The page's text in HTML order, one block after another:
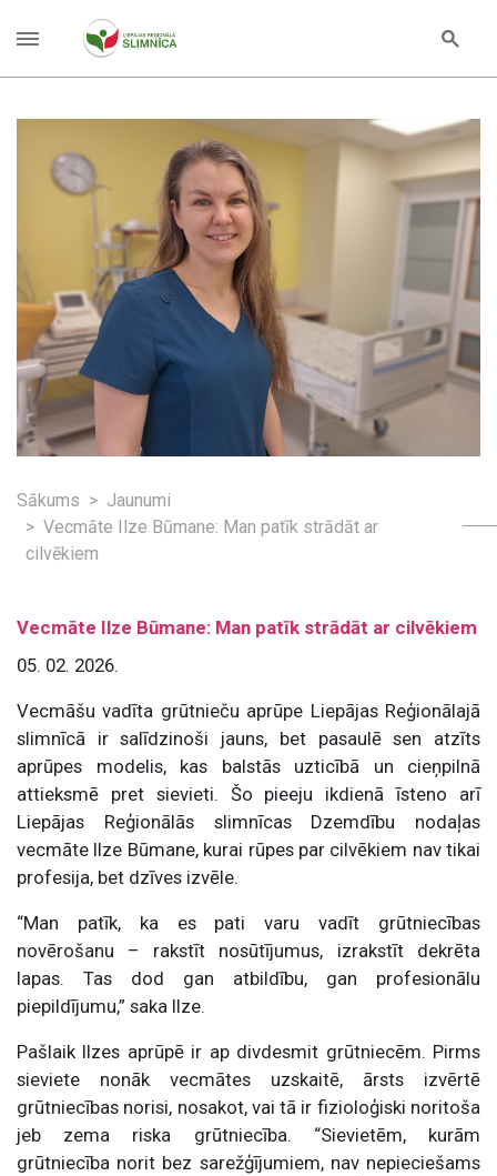
Sākums
Jaunumi
Vecmāte Ilze Būmane: Man patīk strādāt ar
cilvēkiem
Vecmāte Ilze Būmane: Man patīk strādāt ar cilvēkiem
05. 02. 2026.
Vecmāšu vadīta grūtnieču aprūpe Liepājas Reģionālajā
slimnīcā ir salīdzinoši jauns, bet pasaulē sen atzīts
aprūpes modelis, kas balstās uzticībā un cieņpilnā
attieksmē pret sievieti. Šo pieeju ikdienā īsteno arī
Liepājas Reģionālās slimnīcas Dzemdību nodaļas
vecmāte Ilze Būmane, kurai rūpes par cilvēkiem nav tikai
profesija, bet dzīves izvēle.
“Man patīk, ka es pati varu vadīt grūtniecības
novērošanu – rakstīt nosūtījumus, izrakstīt dekrēta
lapas. Tas dod gan atbildību, gan profesionālu
piepildījumu,” saka Ilze.
Pašlaik Ilzes aprūpē ir ap divdesmit grūtniecēm. Pirms
sieviete nonāk vecmātes uzskaitē, ārsts izvērtē
grūtniecības norisi, nosakot, vai tā ir fizioloģiski noritoša
jeb zema riska grūtniecība. “Sievietēm, kurām
grūtniecība norit bez sarežģījumiem, nav nepieciešams